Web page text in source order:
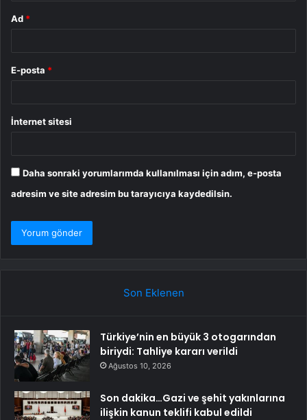
Ad *
E-posta *
İnternet sitesi
Daha sonraki yorumlarımda kullanılması için adım, e-posta
adresim ve site adresim bu tarayıcıya kaydedilsin.
Son Eklenen
Türkiye’nin en büyük 3 otogarından
biriydi: Tahliye kararı verildi
Ağustos 10, 2026
Son dakika…Gazi ve şehit yakınlarına
ilişkin kanun teklifi kabul edildi